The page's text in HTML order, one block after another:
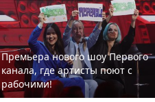
Премьера нового шоу Первого
канала, где артисты поют с
рабочими!